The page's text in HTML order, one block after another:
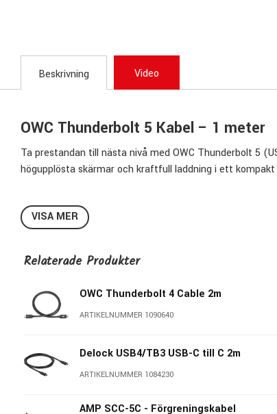
Beskrivning Video
OWC Thunderbolt 5 Kabel – 1 meter
Ta prestandan till nästa nivå med OWC Thunderbolt 5
högupplösta skärmar och kraftfull laddning i ett
– från redigering av 8K-video till att driva tre högupplösta
hastigheten för alla Thunderbolt- och USB-C-portar,
Funktioner:
Supersnabb dataöverföring: Upp till 80 Gb/s
Kraftfull laddning: Upp till 240W – perfekt även för
USB-C-kompatibilitet: Fungerar med Thunderbolt 5,
Längd: 1 meter – perfekt för korta och effektiva
VISA MER
Relaterade Produkter
OWC Thunderbolt 4 Cable 2m
ARTIKELNUMMER 1090640
Delock USB4/TB3 USB-C till C 2m
ARTIKELNUMMER 1084230
AMP SCC-5C - Förgreningskabel